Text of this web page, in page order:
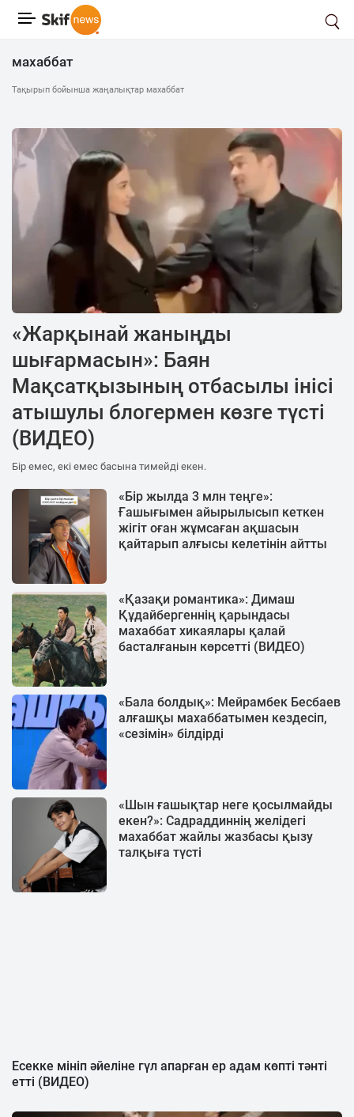
махаббат
Тақырып бойынша жаңалықтар махаббат
«Жарқынай жаныңды
шығармасын»: Баян
Мақсатқызының отбасылы інісі
атышулы блогермен көзге түсті
(ВИДЕО)
Бір емес, екі емес басына тимейді екен.
«Бір жылда 3 млн теңге»:
Ғашығымен айырылысып кеткен
жігіт оған жұмсаған ақшасын
қайтарып алғысы келетінін айтты
«Қазақи романтика»: Димаш
Құдайбергеннің қарындасы
махаббат хикаялары қалай
басталғанын көрсетті (ВИДЕО)
«Бала болдық»: Мейрамбек Бесбаев
алғашқы махаббатымен кездесіп,
«сезімін» білдірді
«Шын ғашықтар неге қосылмайды
екен?»: Садраддиннің желідегі
махаббат жайлы жазбасы қызу
талқыға түсті
Есекке мініп әйеліне гүл апарған ер адам көпті тәнті
етті (ВИДЕО)